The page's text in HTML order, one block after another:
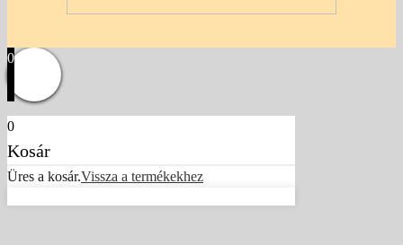
0
0
Kosár
Üres a kosár.Vissza a termékekhez